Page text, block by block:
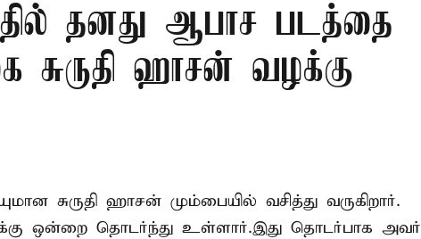
தனது ஆபாச படத்தை
சுருதி ஹாசன் வழக்கு
சுருதி ஹாசன் மும்பையில் வசித்து வருகிறார்.
ஒன்றை தொடர்ந்து உள்ளார்.இது தொடர்பாக அவர்